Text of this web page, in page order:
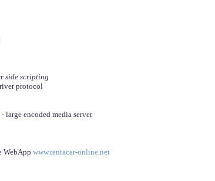
side scripting
protocol
- large encoded media server
WebApp www.rentacar-online.net